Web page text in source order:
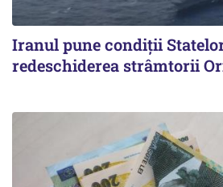
Iranul pune condiții
redeschiderea strâmtorii